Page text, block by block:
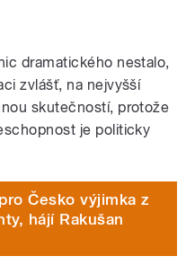
dramatického nestalo,
zvlášť, na nejvyšší
skutečností, protože
je politicky
Česko výjimka z
hájí Rakušan